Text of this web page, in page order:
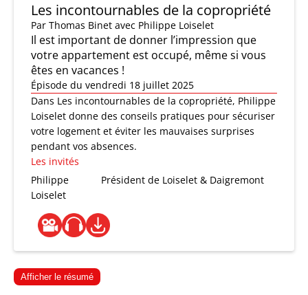
Les incontournables de la copropriété
Par Thomas Binet avec Philippe Loiselet
Il est important de donner l’impression que
votre appartement est occupé, même si vous
êtes en vacances !
Épisode du vendredi 18 juillet 2025
Dans Les incontournables de la copropriété, Philippe
Loiselet donne des conseils pratiques pour sécuriser
votre logement et éviter les mauvaises surprises
pendant vos absences.
Les invités
Philippe
Loiselet
Président de Loiselet & Daigremont
Afficher le résumé